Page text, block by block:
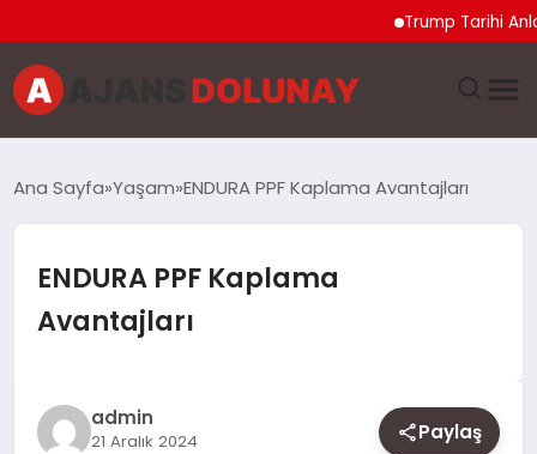
Trump Tarihi
EĞITIM
EKONOMI
GÜNCEL
Ana Sayfa Yaşam ENDURA PPF Kaplama Avantajları
ENDURA PPF Kaplama
Avantajları
admin
21 Aralık 2024 Paylaş